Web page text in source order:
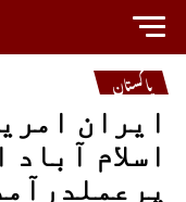
پاکستان
ایران
اسلام آباد